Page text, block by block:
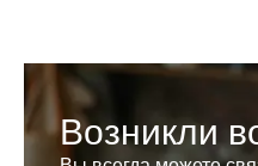
Возникли